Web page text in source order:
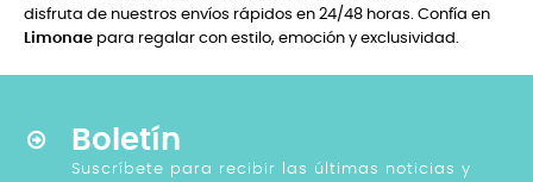
disfruta de nuestros envíos rápidos en 24/48 horas. Confía en
Limonae para regalar con estilo, emoción y exclusividad.
Boletín
Suscríbete para recibir las últimas noticias y